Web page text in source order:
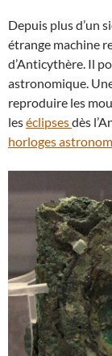
Depuis plus d’un
étrange machine
d’Anticythère. Il
astronomique.
reproduire les
leséclipsesdès
horloges